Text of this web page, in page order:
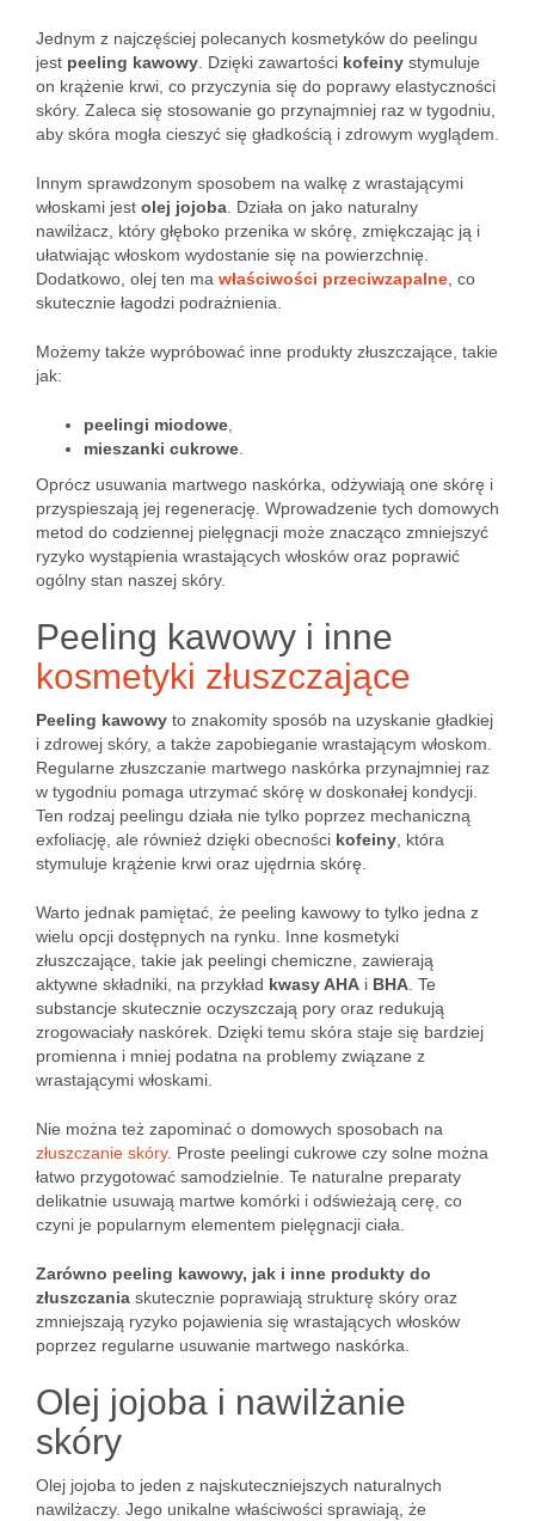
Jednym z najczęściej polecanych kosmetyków do peelingu
jest peeling kawowy . Dzięki zawartości kofeiny stymuluje
on krążenie krwi, co przyczynia się do poprawy elastyczności
skóry. Zaleca się stosowanie go przynajmniej raz w tygodniu,
aby skóra mogła cieszyć się gładkością i zdrowym wyglądem.
Innym sprawdzonym sposobem na walkę z wrastającymi
włoskami jest olej jojoba . Działa on jako naturalny
nawilżacz, który głęboko przenika w skórę, zmiękczając ją i
ułatwiając włoskom wydostanie się na powierzchnię.
Dodatkowo, olej ten ma właściwości przeciwzapalne , co
skutecznie łagodzi podrażnienia.
Możemy także wypróbować inne produkty złuszczające, takie
jak:
peelingi miodowe
mieszanki cukrowe
Oprócz usuwania martwego naskórka, odżywiają one skórę i
przyspieszają jej regenerację. Wprowadzenie tych domowych
metod do codziennej pielęgnacji może znacząco zmniejszyć
ryzyko wystąpienia wrastających włosków oraz poprawić
ogólny stan naszej skóry.
Peeling kawowy i inne
kosmetyki złuszczające
Peeling kawowy to znakomity sposób na uzyskanie gładkiej
i zdrowej skóry, a także zapobieganie wrastającym włoskom.
Regularne złuszczanie martwego naskórka przynajmniej raz
w tygodniu pomaga utrzymać skórę w doskonałej kondycji.
Ten rodzaj peelingu działa nie tylko poprzez mechaniczną
exfoliację, ale również dzięki obecności kofeiny , która
stymuluje krążenie krwi oraz ujędrnia skórę.
Warto jednak pamiętać, że peeling kawowy to tylko jedna z
wielu opcji dostępnych na rynku. Inne kosmetyki
złuszczające, takie jak peelingi chemiczne, zawierają
aktywne składniki, na przykład kwasy AHA i BHA . Te
substancje skutecznie oczyszczają pory oraz redukują
zrogowaciały naskórek. Dzięki temu skóra staje się bardziej
promienna i mniej podatna na problemy związane z
wrastającymi włoskami.
Nie można też zapominać o domowych sposobach na
złuszczanie skóry. Proste peelingi cukrowe czy solne można
łatwo przygotować samodzielnie. Te naturalne preparaty
delikatnie usuwają martwe komórki i odświeżają cerę, co
czyni je popularnym elementem pielęgnacji ciała.
Zarówno peeling kawowy, jak i inne produkty do
złuszczania skutecznie poprawiają strukturę skóry oraz
zmniejszają ryzyko pojawienia się wrastających włosków
poprzez regularne usuwanie martwego naskórka.
Olej jojoba i nawilżanie
skóry
Olej jojoba to jeden z najskuteczniejszych naturalnych
nawilżaczy. Jego unikalne właściwości sprawiają, że